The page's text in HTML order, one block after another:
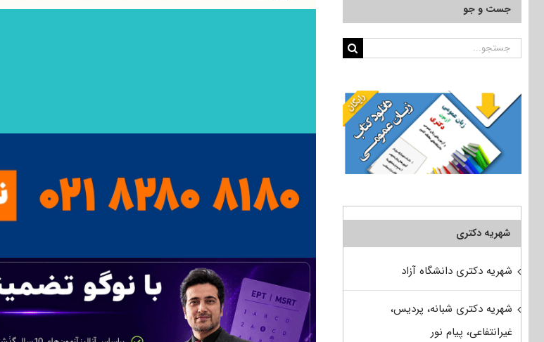
جست و جو
جستجو
شهریه دکتری
شهریه دکتری دانشگاه آزاد
شهریه دکتری شبانه، پردیس،
غیرانتفاعی، پیام نور